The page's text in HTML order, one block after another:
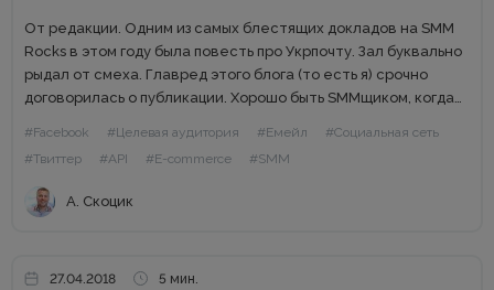
От редакции. Одним из самых блестящих докладов на SMM
Rocks в этом году была повесть про Укрпочту. Зал буквально
рыдал от смеха. Главред этого блога (то есть я) срочно
договорилась о публикации. Хорошо быть SMMщиком, когда
#Facebook #Целевая аудитория #Емейл
#Социальная сеть
#Твиттер
#API #E-commerce #SMM
А. Скоцик
27.04.2018 5 мин.